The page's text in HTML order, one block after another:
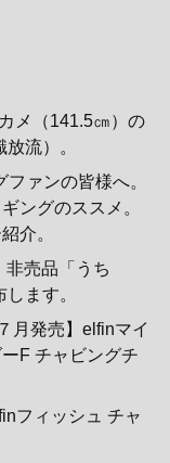
メ（141.5㎝）の
流）。
ファンの皆様へ。
ングのススメ。
介。
非売品「うち
ます。
月発売】elfinマイ
F チャビングチ
フィッシュ チャ